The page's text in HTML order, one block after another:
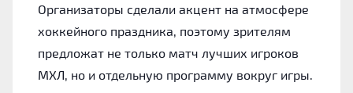
Организаторы сделали акцент на атмосфере
хоккейного праздника, поэтому зрителям
предложат не только матч лучших игроков
МХЛ, но и отдельную программу вокруг игры.